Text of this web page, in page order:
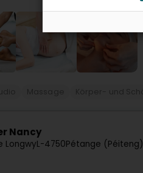
Nancy
LongwyL-4750Pétange (Péiteng)